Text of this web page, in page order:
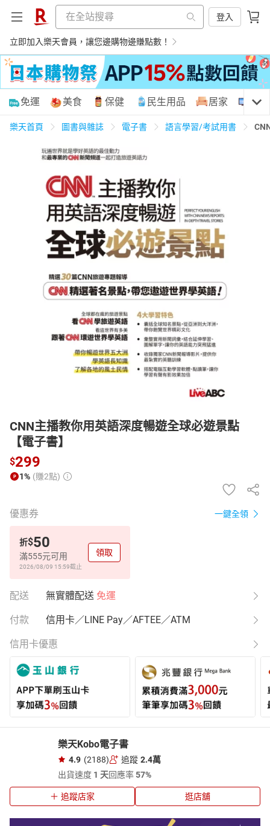
登入
立即加入樂天會員，讓您邊購物邊賺點數！
購物網分類
天天免運 美食蛋糕
居家生活 3C家電 運動休閒 親子玩具
電子/紙本書
HOT
免運 美食 保健 民生用品 居家 3C
樂天首頁 圖書與雜誌 電子書 語言學習/考試用書
CNN主播教你用英語深度暢遊全球必遊景點
【電子書】
$299
1% (賺2點)
優惠券 一鍵全領
折$50
滿555元可用
2026/08/09 15:59截止
領取
配送 無實體配送 免運
付款 信用卡／LINE Pay／AFTEE／ATM
信用卡優惠
樂天Kobo電子書
4.9 (2188) 追蹤 2.4萬
出貨速度 1 天回應率57%
追蹤店家 逛店舖